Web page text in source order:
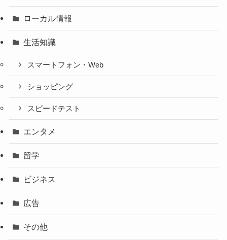
ローカル情報
生活知識
スマートフォン・Web
ショッピング
スピードテスト
エンタメ
留学
ビジネス
広告
その他